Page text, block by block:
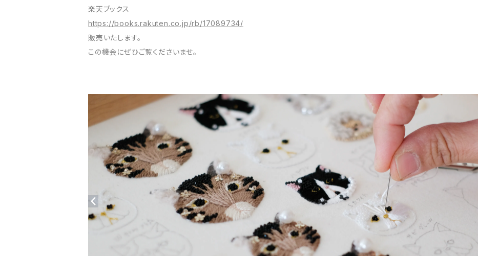
楽天ブックス
https://books.rakuten.co.jp/rb/17089734/
販売いたします。
この機会にぜひご覧くださいませ。